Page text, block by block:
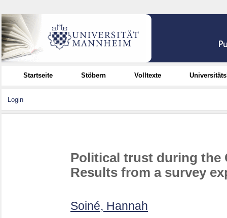
Startseite Stöbern Volltexte
Login
Political trust during the
Results from a survey
Soiné, Hannah